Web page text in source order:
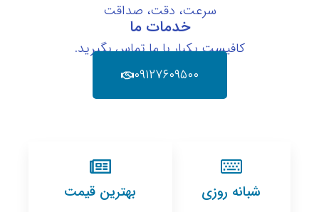
سرعت، دقت، صداقت
خدمات ما
کافیست یکبار با ما تماس بگیرید.
۰۹۱۲۷۶۰۹۵۰۰
شبانه روزی بهترین قیمت